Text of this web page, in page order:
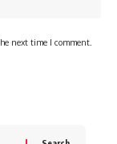
next time I comment.